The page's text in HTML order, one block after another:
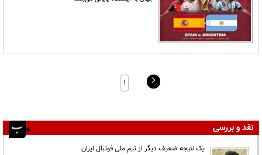
۱
نقد و بررسی
یک نتیجه ضعیف دیگر از تیم ملی فوتبال ایران